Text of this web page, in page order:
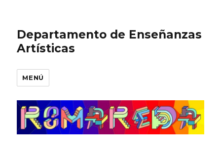
Departamento de Enseñanzas
Artísticas
MENÚ